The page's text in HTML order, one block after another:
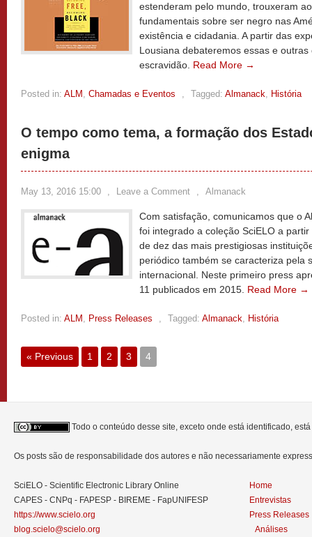
estenderam pelo mundo, trouxeram
fundamentais sobre ser negro nas
existência e cidadania. A partir das
Lousiana debateremos essas e
escravidão. Read More →
Posted in: ALM , Chamadas e Eventos , Tagged: Almanack, História
O tempo como tema, a formação dos
enigma
May 13, 2016 15:00 , Leave a Comment , Almanack
Com satisfação, comunicamos que o
foi integrado a coleção SciELO a
de dez das mais prestigiosas
periódico também se caracteriza pela
internacional. Neste primeiro press
11 publicados em 2015. Read More →
Posted in: ALM , Press Releases , Tagged: Almanack, História
« Previous 1 2 3 4
Todo o conteúdo desse site, exceto onde está identificado,
Os posts são de responsabilidade dos autores e não necessariamente
SciELO - Scientific Electronic Library Online
CAPES - CNPq - FAPESP - BIREME - FapUNIFESP
https://www.scielo.org
blog.scielo@scielo.org
Home
Entrevistas
Press Releases
Análises